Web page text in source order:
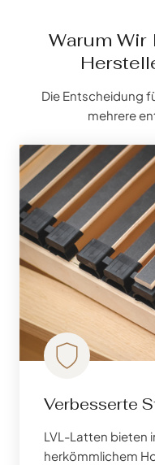
Warum
Die Entscheidung
mehrere
Verbesserte
LVL-Latten bieten
herkömmlichem